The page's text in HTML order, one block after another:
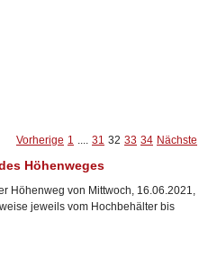
Vorherige 1 .... 31 32 33 34 Nächste
Höhenweges
Höhenweg von Mittwoch, 16.06.2021,
jeweils vom Hochbehälter bis